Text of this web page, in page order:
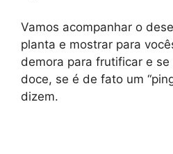
Vamos acompanhar o
planta e mostrar para
demora para frutificar e
doce, se é de fato um
dizem.